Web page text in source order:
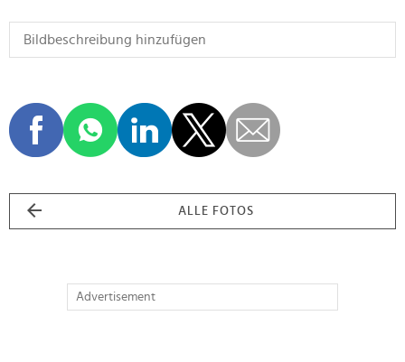
ALLE FOTOS
Advertisement